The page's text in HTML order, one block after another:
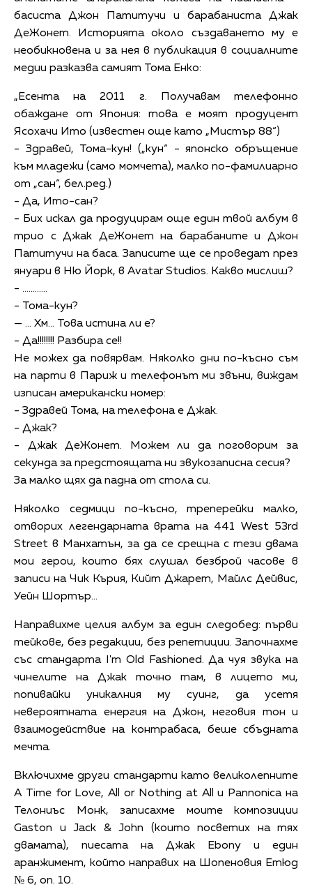
басиста Джон Патитучи и барабаниста Джак
ДеЖонет. Историята около създаването му е
необикновена и за нея в публикация в социалните
медии разказва самият Тома Енко:
„Есента на 2011 г. Получавам телефонно
обаждане от Япония: това е моят продуцент
Ясохачи Ито (известен още като „Мистър 88“)
- Здравей, Тома-кун! („кун“ - японско обръщение
към младежи (само момчета), малко по-фамилиарно
от „сан“, бел.ред.)
- Да, Ито-сан?
- Бих искал да продуцирам още един твой албум в
трио с Джак ДеЖонет на барабаните и Джон
Патитучи на баса. Записите ще се проведат през
януари в Ню Йорк, в Avatar Studios. Какво мислиш?
- …………
- Тома-кун?
— … Хм… Това истина ли е?
- Да!!!!!!!! Разбира се!!
Не можех да повярвам. Няколко дни по-късно съм
на парти в Париж и телефонът ми звъни, виждам
изписан американски номер:
- Здравей Тома, на телефона е Джак.
- Джак?
- Джак ДеЖонет. Можем ли да поговорим за
секунда за предстоящата ни звукозаписна сесия?
За малко щях да падна от стола си.
Няколко седмици по-късно, треперейки малко,
отворих легендарната врата на 441 West 53rd
Street в Манхатън, за да се срещна с тези двама
мои герои, които бях слушал безброй часове в
записи на Чик Кърия, Кийт Джарет, Майлс Дейвис,
Уейн Шортър…
Направихме целия албум за един следобед: първи
тейкове, без редакции, без репетиции. Започнахме
със стандарта I'm Old Fashioned. Да чуя звука на
чинелите на Джак точно там, в лицето ми,
попивайки уникалния му суинг, да усетя
невероятната енергия на Джон, неговия тон и
взаимодействие на контрабаса, беше сбъдната
мечта.
Включихме други стандарти като великолепните
A Time for Love, All or Nothing at All и Pannonica на
Телониъс Монк, записахме моите композиции
Gaston и Jack & John (които посветих на тях
двамата), пиесата на Джак Ebony и един
аранжимент, който направих на Шопеновия Етюд
№ 6, оп. 10.